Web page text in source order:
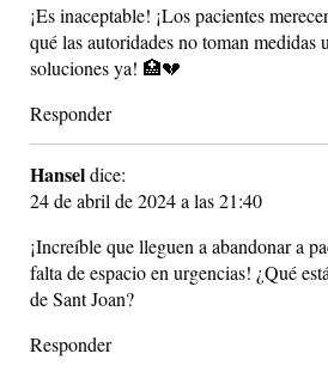
¡Es inaceptable! ¡Los pacientes
qué las autoridades no toman medidas
soluciones ya! 🏥💔
Responder
Hanseldice:
24 de abril de 2024 a las 21:40
¡Increíble que lleguen a abandonar a
falta de espacio en urgencias! ¿Qué
de Sant Joan?
Responder